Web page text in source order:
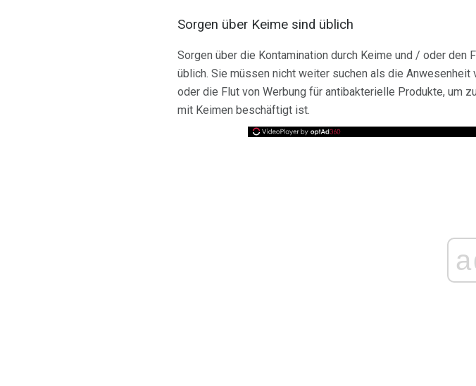
Sorgen über Keime sind üblich
Sorgen über die Kontamination durch Keime und / oder
üblich. Sie müssen nicht weiter suchen als die
oder die Flut von Werbung für antibakterielle Produkte, um
mit Keimen beschäftigt ist.